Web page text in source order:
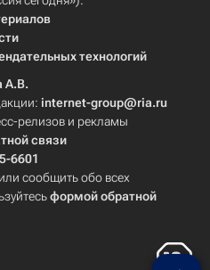
технологий
А.В.
internet-group@ria.ru
релизов и рекламы
связи
6601
сообщить обо всех
формой обратной